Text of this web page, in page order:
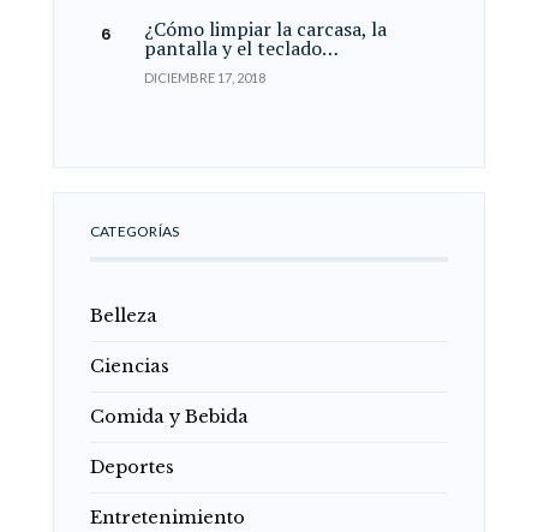
¿Cómo limpiar la carcasa, la
pantalla y el teclado…
DICIEMBRE 17, 2018
CATEGORÍAS
Belleza
Ciencias
Comida y Bebida
Deportes
Entretenimiento